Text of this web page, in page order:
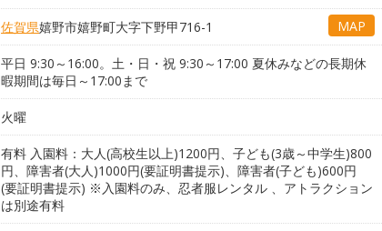
佐賀県嬉野市嬉野町大字下野甲716-1 MAP
平日 9:30～16:00。土・日・祝 9:30～17:00 夏休みなどの長期休
暇期間は毎日～17:00まで
火曜
有料 入園料：大人(高校生以上)1200円、子ども(3歳～中学生)800
円、障害者(大人)1000円(要証明書提示)、障害者(子ども)600円
(要証明書提示) ※入園料のみ、忍者服レンタル 、アトラクション
は別途有料